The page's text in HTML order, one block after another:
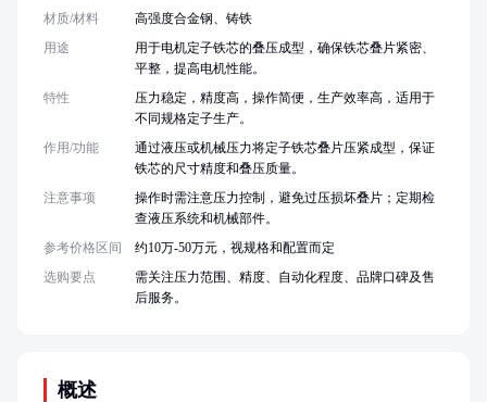
概述
材质/材料
高强度合金钢、铸铁
用途
用于电机定子铁芯的叠压成型，确保铁芯叠片紧密、
平整，提高电机性能。
特性
压力稳定，精度高，操作简便，生产效率高，适用于
不同规格定子生产。
作用/功能
通过液压或机械压力将定子铁芯叠片压紧成型，保证
铁芯的尺寸精度和叠压质量。
注意事项
操作时需注意压力控制，避免过压损坏叠片；定期检
查液压系统和机械部件。
参考价格区间
约10万-50万元，视规格和配置而定
选购要点
需关注压力范围、精度、自动化程度、品牌口碑及售
后服务。